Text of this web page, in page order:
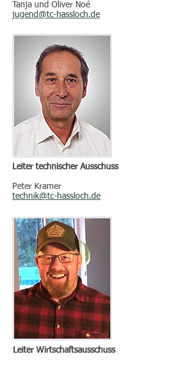
Tanja und Oliver Noé
jugend@tc-hassloch.de
Leiter technischer Ausschuss
Peter Kramer
technik@tc-hassloch.de
Leiter Wirtschaftsausschuss